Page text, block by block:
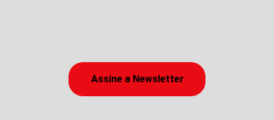
Assine a Newsletter